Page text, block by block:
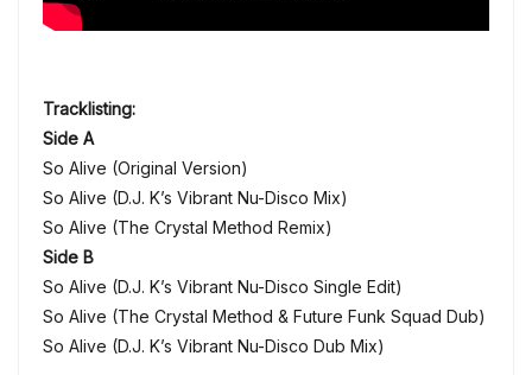
Tracklisting:
Side A
So Alive (Original Version)
So Alive (D.J. K’s Vibrant Nu-Disco Mix)
So Alive (The Crystal Method Remix)
Side B
So Alive (D.J. K’s Vibrant Nu-Disco Single Edit)
So Alive (The Crystal Method & Future Funk Squad Dub)
So Alive (D.J. K’s Vibrant Nu-Disco Dub Mix)